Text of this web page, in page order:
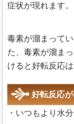
症状が現れます。
毒素が溜まって
た、毒素が溜ま
けると好転反応
好転反応
・いつもより水